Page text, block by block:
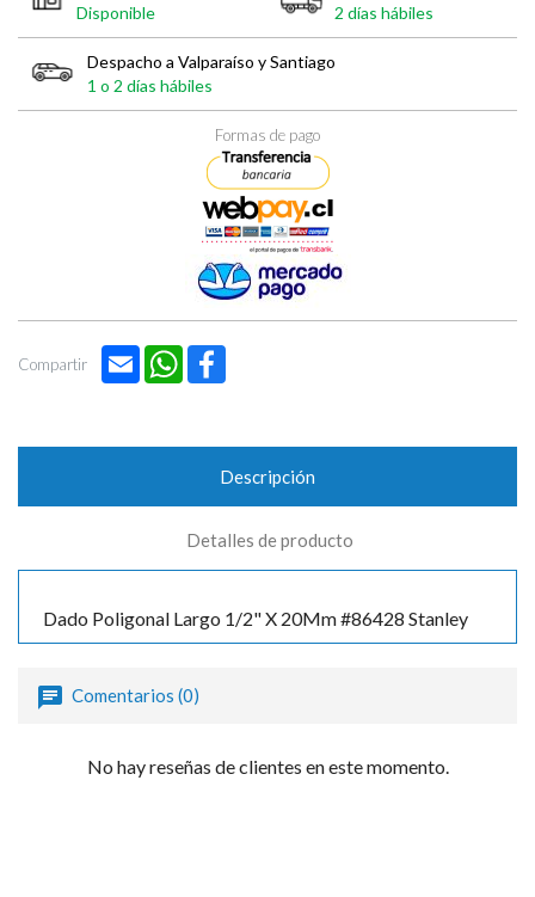
Disponible
2 días hábiles
Despacho a Valparaíso y Santiago
1 o 2 días hábiles
Formas de pago
Compartir Email WhatsApp
Descripción
Detalles de producto
Dado Poligonal Largo 1/2" X 20Mm #86428 Stanley
Comentarios (0)
No hay reseñas de clientes en este momento.